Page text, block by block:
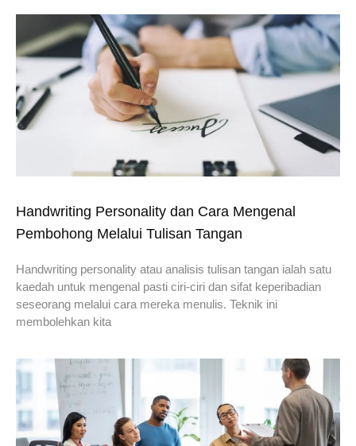
Handwriting Personality dan Cara Mengenal
Pembohong Melalui Tulisan Tangan
Handwriting personality atau analisis tulisan tangan ialah satu
kaedah untuk mengenal pasti ciri-ciri dan sifat keperibadian
seseorang melalui cara mereka menulis. Teknik ini
membolehkan kita